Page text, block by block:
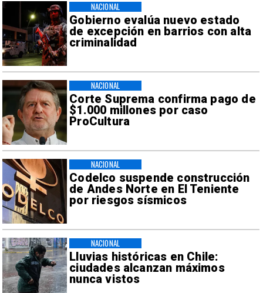
Gobierno evalúa nuevo estado
de excepción en barrios con alta
criminalidad
NACIONAL
Corte Suprema confirma pago de
$1.000 millones por caso
ProCultura
NACIONAL
Codelco suspende construcción
de Andes Norte en El Teniente
por riesgos sísmicos
NACIONAL
Lluvias históricas en Chile:
ciudades alcanzan máximos
nunca vistos
NACIONAL